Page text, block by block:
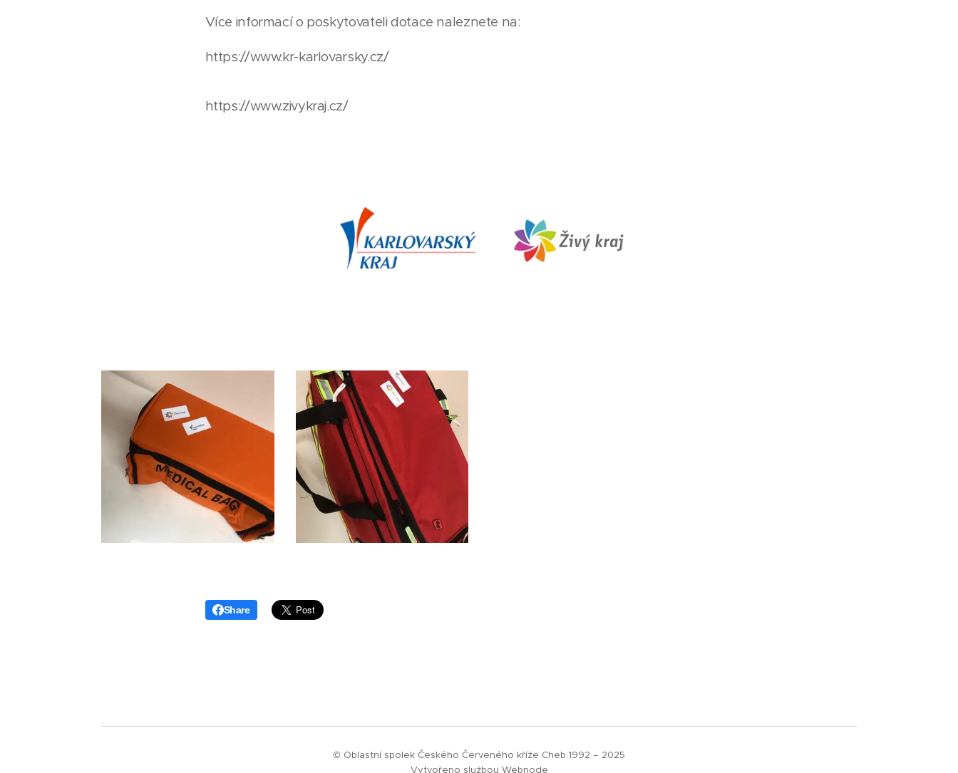
Více informací o poskytovateli dotace naleznete na:
https://www.kr-karlovarsky.cz/
https://www.zivykraj.cz/
Share
© Oblastní spolek Českého Červeného kříže Cheb 1992 – 2025
Vytvořeno službou Webnode